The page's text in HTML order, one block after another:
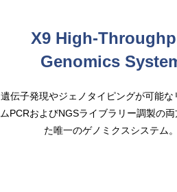
X9 High-
Genomics
遺伝子発現やジェノタイピングが可能な
ムPCRおよびNGSライブラリー調製の両
た唯一のゲノミクスシステム。